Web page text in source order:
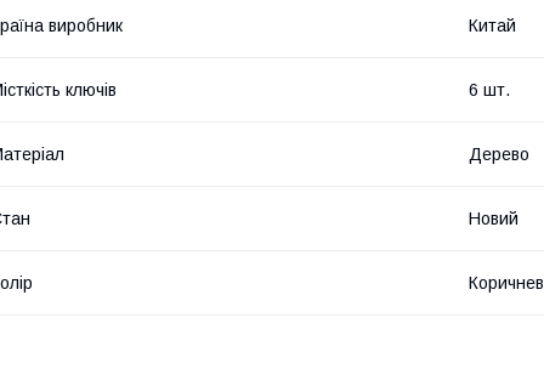
виробник Китай
ключів 6 шт.
Дерево
Новий